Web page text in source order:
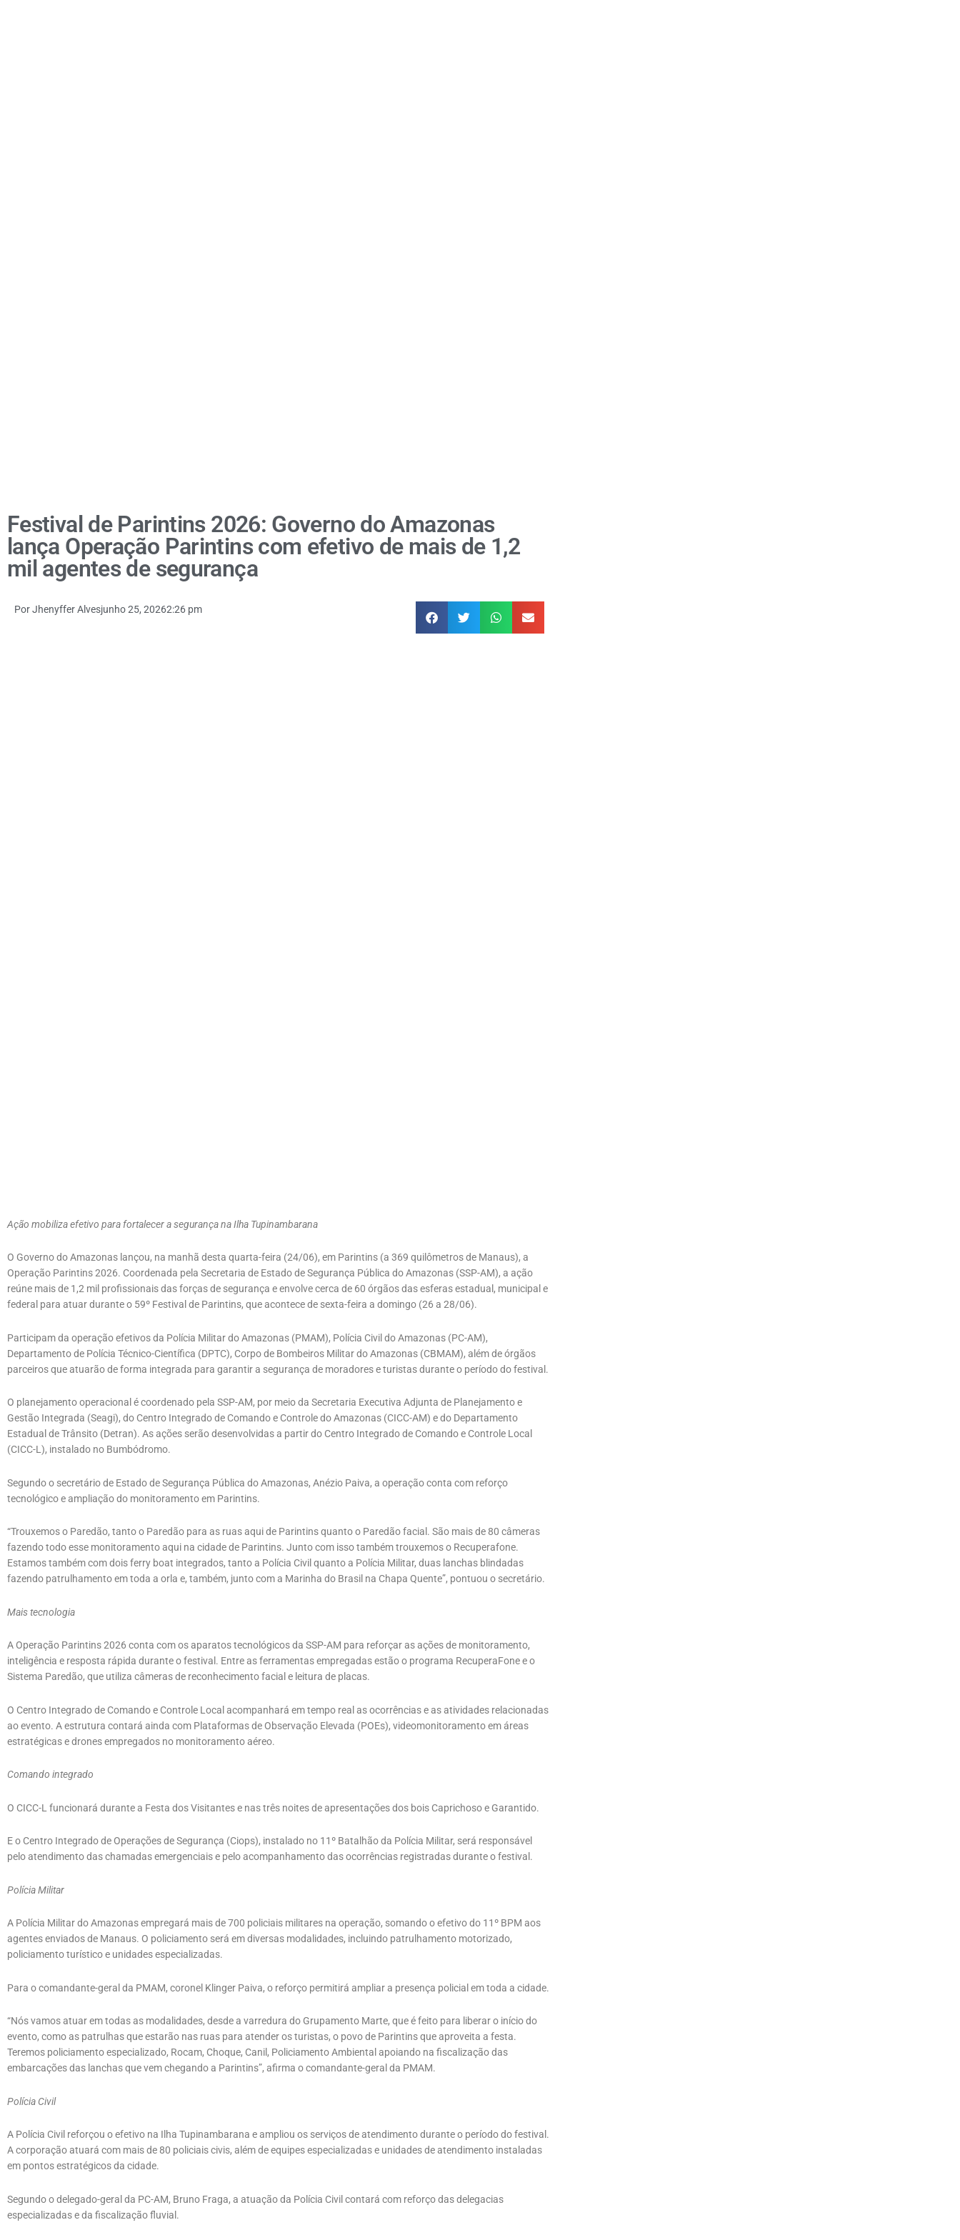
Festival de Parintins 2026: Governo do Amazonas
lança Operação Parintins com efetivo de mais de 1,2
mil agentes de segurança
PorJhenyffer Alvesjunho 25, 20262:26 pm
Ação mobiliza efetivo para fortalecer a segurança na Ilha Tupinambarana
O Governo do Amazonas lançou, na manhã desta quarta-feira (24/06), em Parintins (a 369 quilômetros de Manaus), a
Operação Parintins 2026. Coordenada pela Secretaria de Estado de Segurança Pública do Amazonas (SSP-AM), a ação
reúne mais de 1,2 mil profissionais das forças de segurança e envolve cerca de 60 órgãos das esferas estadual, municipal e
federal para atuar durante o 59º Festival de Parintins, que acontece de sexta-feira a domingo (26 a 28/06).
Participam da operação efetivos da Polícia Militar do Amazonas (PMAM), Polícia Civil do Amazonas (PC-AM),
Departamento de Polícia Técnico-Científica (DPTC), Corpo de Bombeiros Militar do Amazonas (CBMAM), além de órgãos
parceiros que atuarão de forma integrada para garantir a segurança de moradores e turistas durante o período do festival.
O planejamento operacional é coordenado pela SSP-AM, por meio da Secretaria Executiva Adjunta de Planejamento e
Gestão Integrada (Seagi), do Centro Integrado de Comando e Controle do Amazonas (CICC-AM) e do Departamento
Estadual de Trânsito (Detran). As ações serão desenvolvidas a partir do Centro Integrado de Comando e Controle Local
(CICC-L), instalado no Bumbódromo.
Segundo o secretário de Estado de Segurança Pública do Amazonas, Anézio Paiva, a operação conta com reforço
tecnológico e ampliação do monitoramento em Parintins.
“Trouxemos o Paredão, tanto o Paredão para as ruas aqui de Parintins quanto o Paredão facial. São mais de 80 câmeras
fazendo todo esse monitoramento aqui na cidade de Parintins. Junto com isso também trouxemos o Recuperafone.
Estamos também com dois ferry boat integrados, tanto a Polícia Civil quanto a Polícia Militar, duas lanchas blindadas
fazendo patrulhamento em toda a orla e, também, junto com a Marinha do Brasil na Chapa Quente”, pontuou o secretário.
Mais tecnologia
A Operação Parintins 2026 conta com os aparatos tecnológicos da SSP-AM para reforçar as ações de monitoramento,
inteligência e resposta rápida durante o festival. Entre as ferramentas empregadas estão o programa RecuperaFone e o
Sistema Paredão, que utiliza câmeras de reconhecimento facial e leitura de placas.
O Centro Integrado de Comando e Controle Local acompanhará em tempo real as ocorrências e as atividades relacionadas
ao evento. A estrutura contará ainda com Plataformas de Observação Elevada (POEs), videomonitoramento em áreas
estratégicas e drones empregados no monitoramento aéreo.
Comando integrado
O CICC-L funcionará durante a Festa dos Visitantes e nas três noites de apresentações dos bois Caprichoso e Garantido.
E o Centro Integrado de Operações de Segurança (Ciops), instalado no 11º Batalhão da Polícia Militar, será responsável
pelo atendimento das chamadas emergenciais e pelo acompanhamento das ocorrências registradas durante o festival.
Polícia Militar
A Polícia Militar do Amazonas empregará mais de 700 policiais militares na operação, somando o efetivo do 11º BPM aos
agentes enviados de Manaus. O policiamento será em diversas modalidades, incluindo patrulhamento motorizado,
policiamento turístico e unidades especializadas.
Para o comandante-geral da PMAM, coronel Klinger Paiva, o reforço permitirá ampliar a presença policial em toda a cidade.
“Nós vamos atuar em todas as modalidades, desde a varredura do Grupamento Marte, que é feito para liberar o início do
evento, como as patrulhas que estarão nas ruas para atender os turistas, o povo de Parintins que aproveita a festa.
Teremos policiamento especializado, Rocam, Choque, Canil, Policiamento Ambiental apoiando na fiscalização das
embarcações das lanchas que vem chegando a Parintins”, afirma o comandante-geral da PMAM.
Polícia Civil
A Polícia Civil reforçou o efetivo na Ilha Tupinambarana e ampliou os serviços de atendimento durante o período do festival.
A corporação atuará com mais de 80 policiais civis, além de equipes especializadas e unidades de atendimento instaladas
em pontos estratégicos da cidade.
Segundo o delegado-geral da PC-AM, Bruno Fraga, a atuação da Polícia Civil contará com reforço das delegacias
especializadas e da fiscalização fluvial.